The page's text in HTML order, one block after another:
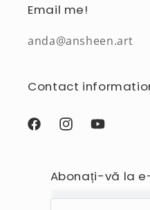
Email me!
anda@ansheen.art
Contact
FacebookInstagramYouTube
Abonați-vă la